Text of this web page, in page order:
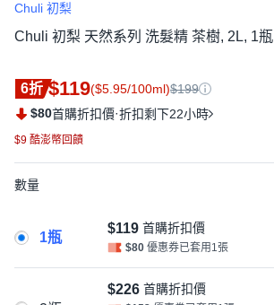
Chuli 初梨
Chuli 初梨 天然系列 洗髮精 茶樹, 2L, 1瓶
6折 $119($5.95/100ml)$199
$80首購折扣價·折扣剩下22小時
$9 酷澎幣回饋
數量
1瓶
$119 首購折扣價
$80 優惠券已套用1張
$226 首購折扣價